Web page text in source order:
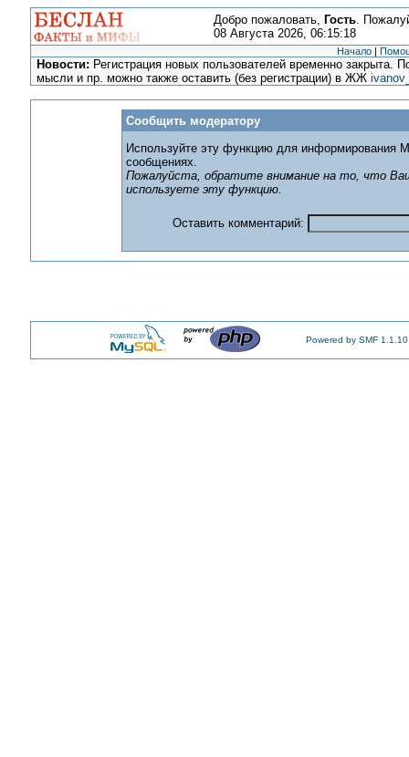
Добро пожаловать, Гость.
08 Августа 2026, 06:15:18
Начало |
Новости: Регистрация новых пользователей временно закрыта.
мысли и пр. можно также оставить (без регистрации) в ЖЖ
Сообщить модератору
Используйте эту функцию для информирования
сообщениях.
Пожалуйста, обратите внимание на то, что
используете эту функцию.
Оставить комментарий:
Powered by SMF 1.1.10